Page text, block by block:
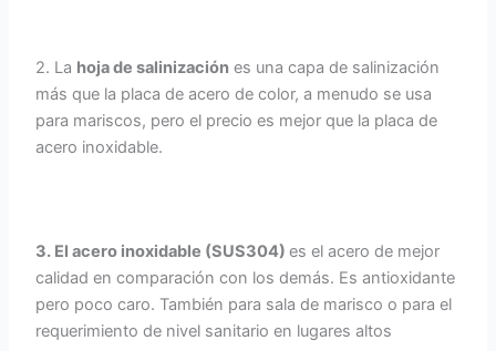
2. La hoja de salinización es una capa de salinización
más que la placa de acero de color, a menudo se usa
para mariscos, pero el precio es mejor que la placa de
acero inoxidable.
3. El acero inoxidable (SUS304)es el acero de mejor
calidad en comparación con los demás. Es antioxidante
pero poco caro. También para sala de marisco o para el
requerimiento de nivel sanitario en lugares altos